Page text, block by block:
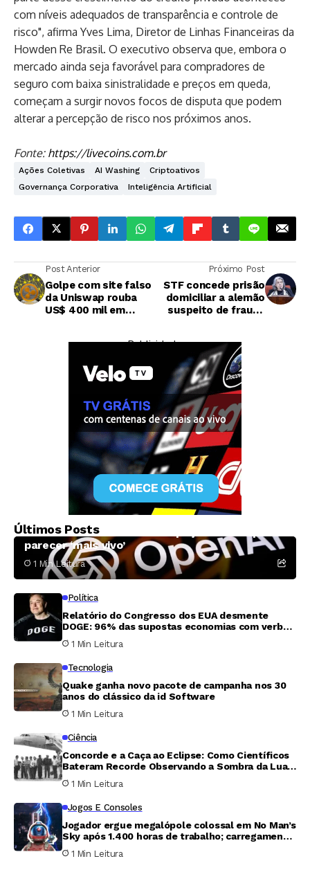
com níveis adequados de transparência e controle de
risco", afirma Yves Lima, Diretor de Linhas Financeiras da
Howden Re Brasil. O executivo observa que, embora o
mercado ainda seja favorável para compradores de
seguro com baixa sinistralidade e preços em queda,
começam a surgir novos focos de disputa que podem
alterar a percepção de risco nos próximos anos.
Fonte: https://livecoins.com.br
Ações Coletivas AI Washing
Criptoativos
Governança Corporativa
Inteligência Artificial
Post Anterior
Golpe com site falso
da Uniswap rouba
US$ 400 mil em
Próximo Post
STF concede prisão
domiciliar a alemão
suspeito de fraude
motivo de saúde
— Publicidade —
Últimos Posts
Tecnologia
Alto-falante inteligente da OpenAI pode custar
mais de 300 dólares e terá peças móveis para
parecer ‘mais vivo’
1 Min Leitura
Política
Relatório do Congresso dos EUA desmente
DOGE: 96% das supostas economias com verbas
são inverificáveis
1 Min Leitura
Tecnologia
Quake ganha novo pacote de campanha nos 30
anos do clássico da id Software
1 Min Leitura
Ciência
Concorde e a Caça ao Eclipse: Como Científicos
Bateram Recorde Observando a Sombra da Lua
por 74 Minutos
1 Min Leitura
Jogos E Consoles
Jogador ergue megalópole colossal em No Man’s
Sky após 1.400 horas de trabalho; carregamento
leva cinco minutos
1 Min Leitura